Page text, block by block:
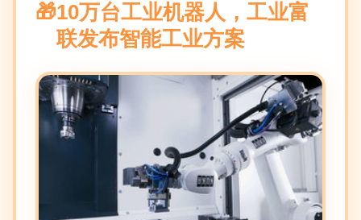
10万台工业机器人，工业富
联发布智能工业方案